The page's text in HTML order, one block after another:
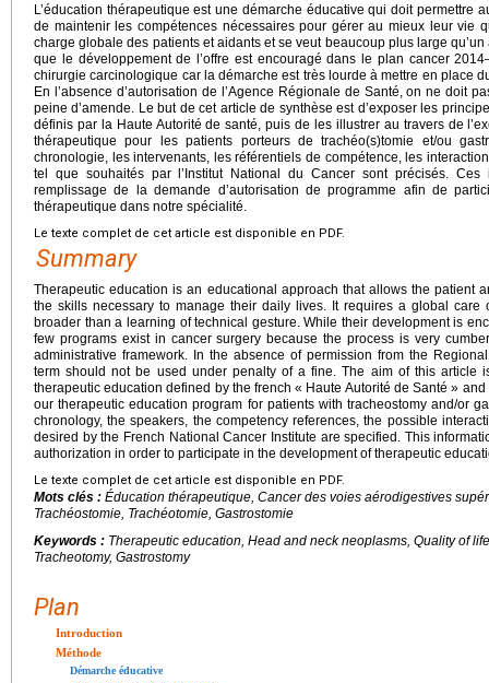
L’éducation thérapeutique est une démarche éducative qui doit permettre
de maintenir les compétences nécessaires pour gérer au mieux leur vie
charge globale des patients et aidants et se veut beaucoup plus large
que le développement de l’offre est encouragé dans le plan cancer
chirurgie carcinologique car la démarche est très lourde à mettre en place
En l’absence d’autorisation de l’Agence Régionale de Santé, on ne doit
peine d’amende. Le but de cet article de synthèse est d’exposer les
définis par la Haute Autorité de santé, puis de les illustrer au travers de
thérapeutique pour les patients porteurs de trachéo(s)tomie et/ou
chronologie, les intervenants, les référentiels de compétence, les
tel que souhaités par l’Institut National du Cancer sont précisés. Ces
remplissage de la demande d’autorisation de programme afin de
thérapeutique dans notre spécialité.
Le texte complet de cet article est disponible en PDF.
Summary
Therapeutic education is an educational approach that allows the patient
the skills necessary to manage their daily lives. It requires a global care
broader than a learning of technical gesture. While their development is
few programs exist in cancer surgery because the process is very
administrative framework. In the absence of permission from the
term should not be used under penalty of a fine. The aim of this article
therapeutic education defined by the french « Haute Autorité de Santé »
our therapeutic education program for patients with tracheostomy and/or
chronology, the speakers, the competency references, the possible
desired by the French National Cancer Institute are specified. This
authorization in order to participate in the development of therapeutic
Le texte complet de cet article est disponible en PDF.
Mots clés : Éducation thérapeutique, Cancer des voies aérodigestives
Trachéostomie, Trachéotomie, Gastrostomie
Keywords : Therapeutic education, Head and neck neoplasms, Quality of
Tracheotomy, Gastrostomy
Plan
Introduction
Méthode
Démarche éducative